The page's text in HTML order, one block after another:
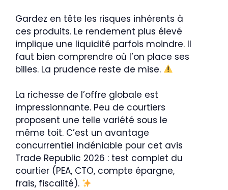
Gardez en tête les risques inhérents à
ces produits. Le rendement plus élevé
implique une liquidité parfois moindre. Il
faut bien comprendre où l’on place ses
billes. La prudence reste de mise.
La richesse de l’offre globale est
impressionnante. Peu de courtiers
proposent une telle variété sous le
même toit. C’est un avantage
concurrentiel indéniable pour cet avis
Trade Republic 2026 : test complet du
courtier (PEA, CTO, compte épargne,
frais, fiscalité).